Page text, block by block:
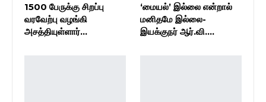
1500 பேருக்கு சிறப்பு
வரவேற்பு வழங்கி
அசத்தியுள்ளார்…
‘மையல்’ இல்லை என்றால்
மனிதமே இல்லை-
இயக்குநர் ஆர்.வி.…